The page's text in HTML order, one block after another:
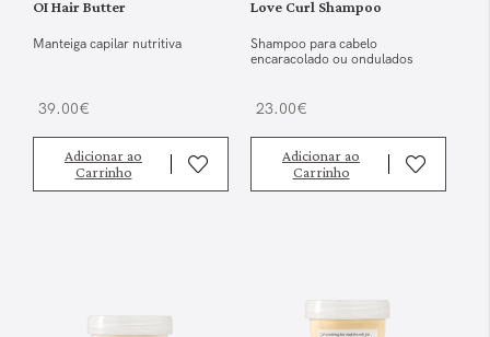
OI Hair Butter
Manteiga capilar nutritiva
39.00€
Adicionar ao
Carrinho
Love Curl Shampoo
Shampoo para cabelo
encaracolado ou ondulados
23.00€
Adicionar ao
Carrinho